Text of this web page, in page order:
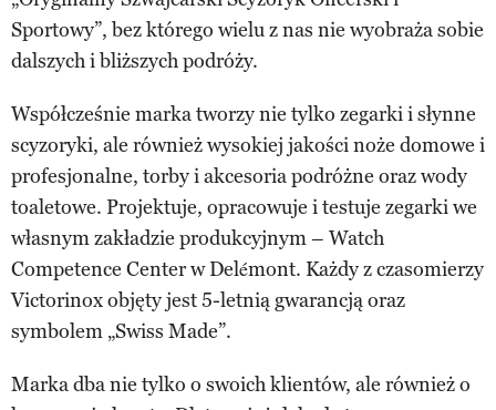
Sportowy”, bez którego wielu z nas nie wyobraża sobie
dalszych i bliższych podróży.
Współcześnie marka tworzy nie tylko zegarki i słynne
scyzoryki, ale również wysokiej jakości noże domowe i
profesjonalne, torby i akcesoria podróżne oraz wody
toaletowe. Projektuje, opracowuje i testuje zegarki we
własnym zakładzie produkcyjnym – Watch
Competence Center w Delémont. Każdy z czasomierzy
Victorinox objęty jest 5-letnią gwarancją oraz
symbolem „Swiss Made”.
Marka dba nie tylko o swoich klientów, ale również o